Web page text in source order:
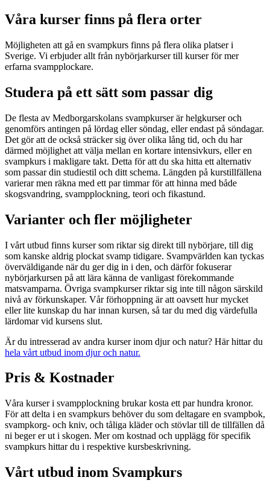
Våra kurser finns på flera orter
Möjligheten att gå en svampkurs finns på flera olika platser i
Sverige. Vi erbjuder allt från nybörjarkurser till kurser för mer
erfarna svampplockare.
Studera på ett sätt som passar dig
De flesta av Medborgarskolans svampkurser är helgkurser och
genomförs antingen på lördag eller söndag, eller endast på söndagar.
Det gör att de också sträcker sig över olika lång tid, och du har
därmed möjlighet att välja mellan en kortare intensivkurs, eller en
svampkurs i makligare takt. Detta för att du ska hitta ett alternativ
som passar din studiestil och ditt schema. Längden på kurstillfällena
varierar men räkna med ett par timmar för att hinna med både
skogsvandring, svampplockning, teori och fikastund.
Varianter och fler möjligheter
I vårt utbud finns kurser som riktar sig direkt till nybörjare, till dig
som kanske aldrig plockat svamp tidigare. Svampvärlden kan tyckas
överväldigande när du ger dig in i den, och därför fokuserar
nybörjarkursen på att lära känna de vanligast förekommande
matsvamparna. Övriga svampkurser riktar sig inte till någon särskild
nivå av förkunskaper. Vår förhoppning är att oavsett hur mycket
eller lite kunskap du har innan kursen, så tar du med dig värdefulla
lärdomar vid kursens slut.
Är du intresserad av andra kurser inom djur och natur? Här hittar du
hela vårt utbud inom djur och natur.
Pris & Kostnader
Våra kurser i svampplockning brukar kosta ett par hundra kronor.
För att delta i en svampkurs behöver du som deltagare en svampbok,
svampkorg- och kniv, och tåliga kläder och stövlar till de tillfällen då
ni beger er ut i skogen. Mer om kostnad och upplägg för specifik
svampkurs hittar du i respektive kursbeskrivning.
Vårt utbud inom Svampkurs